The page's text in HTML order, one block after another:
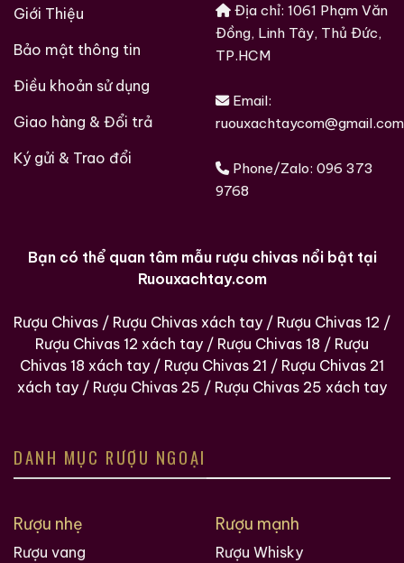
Giới Thiệu
Bảo mật thông tin
Điều khoản sử dụng
Giao hàng & Đổi trả
Ký gửi & Trao đổi
Địa chỉ: 1061 Phạm Văn
Đồng, Linh Tây, Thủ Đức,
TP.HCM
Email:
ruouxachtaycom@gmail.com
Phone/Zalo: 096 373
9768
Bạn có thể quan tâm mẫu rượu chivas nổi bật tại
Ruouxachtay.com
Rượu Chivas / Rượu Chivas xách tay / Rượu Chivas 12 /
Rượu Chivas 12 xách tay / Rượu Chivas 18 / Rượu
Chivas 18 xách tay / Rượu Chivas 21 / Rượu Chivas 21
xách tay / Rượu Chivas 25 / Rượu Chivas 25 xách tay
DANH MỤC RƯỢU NGOẠI
Rượu nhẹ
Rượu vang
Rượu mạnh
Rượu Whisky